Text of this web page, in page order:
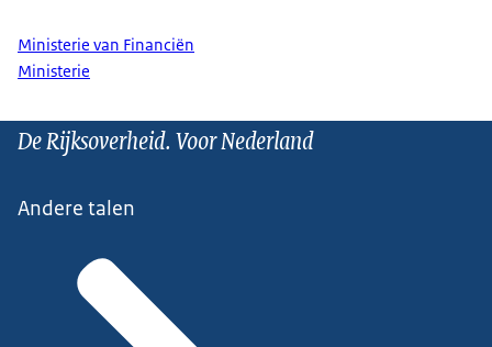
Ministerie van Financiën
Ministerie
De Rijksoverheid. Voor Nederland
Andere talen